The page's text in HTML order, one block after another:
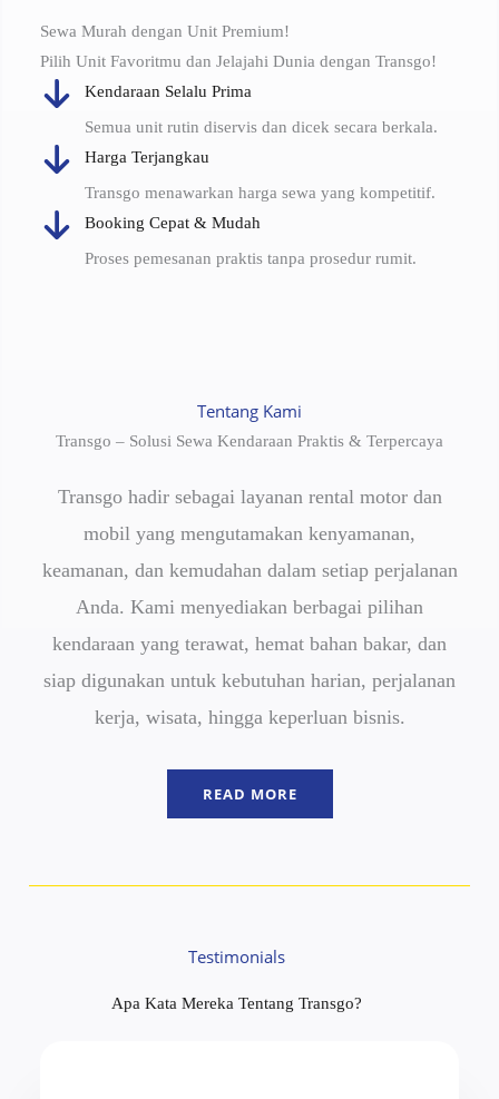
Sewa Murah dengan Unit Premium!
Pilih Unit Favoritmu dan Jelajahi Dunia dengan Transgo!
Kendaraan Selalu Prima
Semua unit rutin diservis dan dicek secara berkala.
Harga Terjangkau
Transgo menawarkan harga sewa yang kompetitif.
Booking Cepat & Mudah
Proses pemesanan praktis tanpa prosedur rumit.
Tentang Kami
Transgo – Solusi Sewa Kendaraan Praktis & Terpercaya
Transgo hadir sebagai layanan rental motor dan
mobil yang mengutamakan kenyamanan,
keamanan, dan kemudahan dalam setiap perjalanan
Anda. Kami menyediakan berbagai pilihan
kendaraan yang terawat, hemat bahan bakar, dan
siap digunakan untuk kebutuhan harian, perjalanan
kerja, wisata, hingga keperluan bisnis.
READ MORE
Testimonials
Apa Kata Mereka Tentang Transgo?